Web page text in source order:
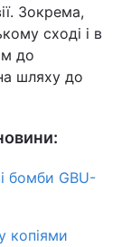
Зокрема,
сході і в
до
шляху до
бомби GBU-
копіями